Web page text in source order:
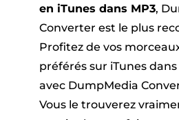
en iTunes dans MP3,
Converter est le plus
Profitez de vos
préférés sur iTunes
avec DumpMedia
Vous le trouverez